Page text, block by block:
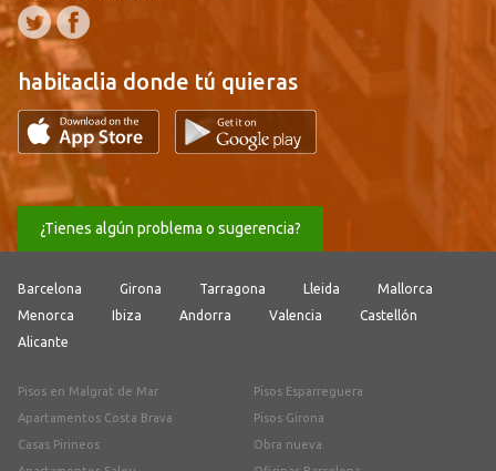
habitaclia donde tú quieras
¿Tienes algún problema o sugerencia?
Barcelona Girona Tarragona Lleida
Mallorca
Menorca
Ibiza Andorra Valencia
Castellón
Alicante
Pisos en Malgrat de Mar
Apartamentos Costa Brava
Casas Pirineos
Pisos Esparreguera
Pisos Girona
Obra nueva